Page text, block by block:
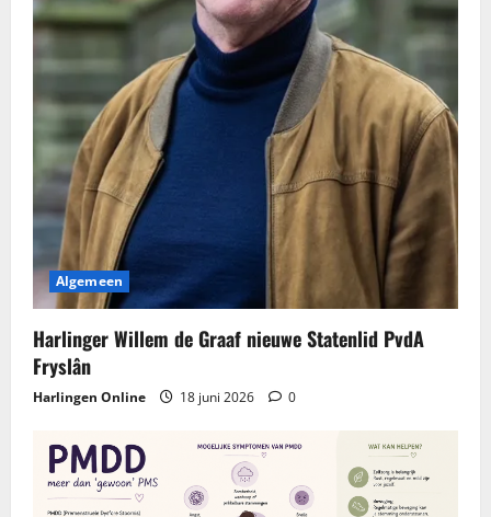
Algemeen
Harlinger Willem de Graaf nieuwe Statenlid PvdA
Fryslân
Harlingen Online 18 juni 2026 0